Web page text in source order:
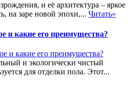
и её архитектура – яркое
на заре новой эпохи,... Читать»
и какие его преимущества?
и экологически чистый
для отделки пола. Этот...